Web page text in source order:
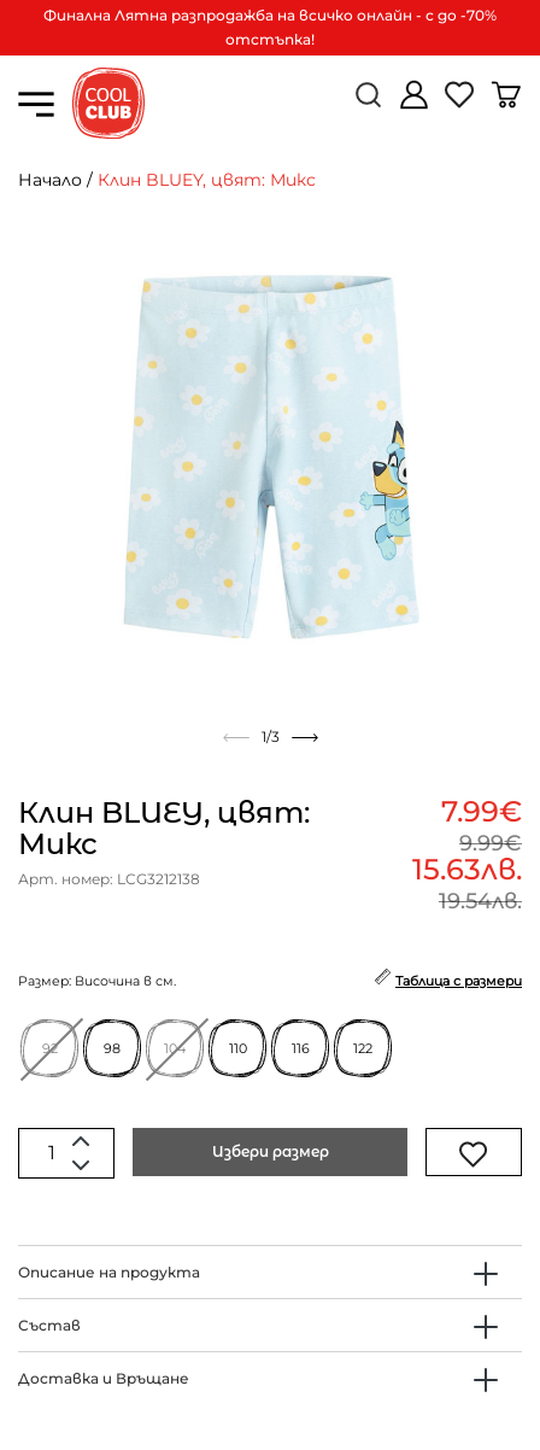
Финална Лятна разпродажба на всичко онлайн - с до -70%
отстъпка!
Начало / Клин BLUEY, цвят: Микс
1/3
Клин BLUEY, цвят:
Микс
Арт. номер: LCG3212138
7.99€
9.99€
15.63лв.
19.54лв.
Размер: Височина в см. Таблица с размери
92 98 104 110 116 122
Избери размер
Описание на продукта
Състав
Доставка и Връщане